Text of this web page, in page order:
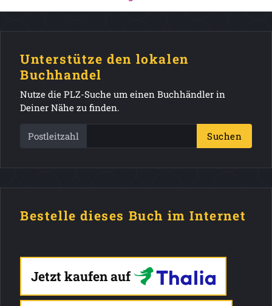
Unterstütze den lokalen
Buchhandel
Nutze die PLZ-Suche um einen Buchhändler in
Deiner Nähe zu finden.
Postleitzahl Suchen
Bestelle dieses Buch im Internet
Jetzt kaufen auf